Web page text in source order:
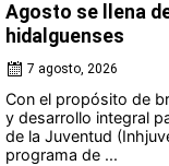
Agosto se llena
hidalguenses
7 agosto, 2026
Con el propósito de
y desarrollo integral
de la Juventud
programa de ...